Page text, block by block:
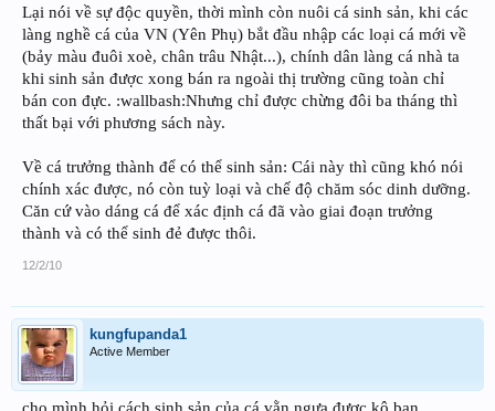
Lại nói về sự độc quyền, thời mình còn nuôi cá sinh sản, khi các
làng nghề cá của VN (Yên Phụ) bắt đầu nhập các loại cá mới về
(bảy màu đuôi xoè, chân trâu Nhật...), chính dân làng cá nhà ta
khi sinh sản được xong bán ra ngoài thị trường cũng toàn chỉ
bán con đực. :wallbash:Nhưng chỉ được chừng đôi ba tháng thì
thất bại với phương sách này.
Về cá trưởng thành để có thể sinh sản: Cái này thì cũng khó nói
chính xác được, nó còn tuỳ loại và chế độ chăm sóc dinh dưỡng.
Căn cứ vào dáng cá để xác định cá đã vào giai đoạn trưởng
thành và có thể sinh đẻ được thôi.
12/2/10
kungfupanda1
Active Member